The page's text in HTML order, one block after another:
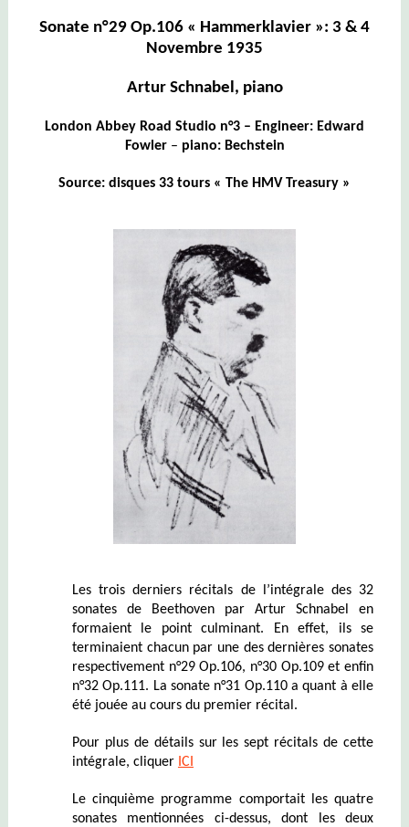
Sonate n°29 Op.106 « Hammerklavier »: 3 & 4
Novembre 1935
Artur Schnabel, piano
London Abbey Road Studio n°3 – Engineer: Edward
Fowler– piano:Bechstein
Source: disques 33 tours « The HMV Treasury »
Les trois derniers récitals de l’intégrale des 32
sonates de Beethoven par Artur Schnabel en
formaient le point culminant. En effet, ils se
terminaient chacun par une des dernières sonates
respectivement n°29 Op.106, n°30 Op.109 et enfin
n°32 Op.111. La sonate n°31 Op.110 a quant à elle
été jouée au cours du premier récital.
Pour plus de détails sur les sept récitals de cette
intégrale, cliquer ICI
Le cinquième programme comportait les quatre
sonates mentionnées ci-dessus, dont les deux